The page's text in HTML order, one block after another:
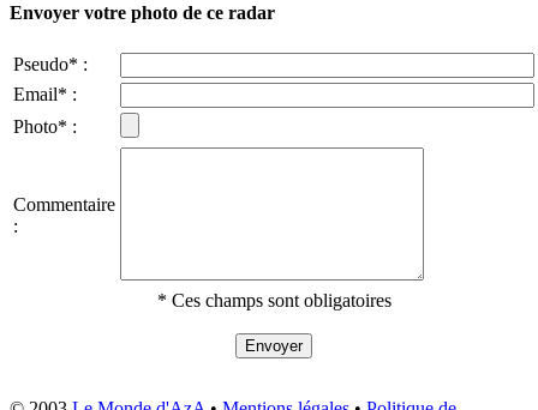
Envoyer votre photo de ce radar
Pseudo* :
Email* :
Photo* :
Commentaire
:
* Ces champs sont obligatoires